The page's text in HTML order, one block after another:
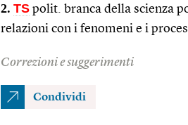
2. TS polit. branca della scienza
relazioni con i fenomeni e i
Correzioni e suggerimenti
Condividi